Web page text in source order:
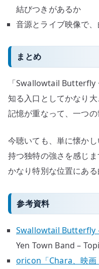
結びつきがあるか
音源とライブ映像で
まとめ
「Swallowtail Butterfly
知る入口としてかなり
記憶が重なって、一つの
今聴いても、単に懐か
持つ独特の強さを感じま
かなり特別な位置にある
参考資料
Swallowtail Butterfly
Yen Town Band –
oricon「Chara、映画